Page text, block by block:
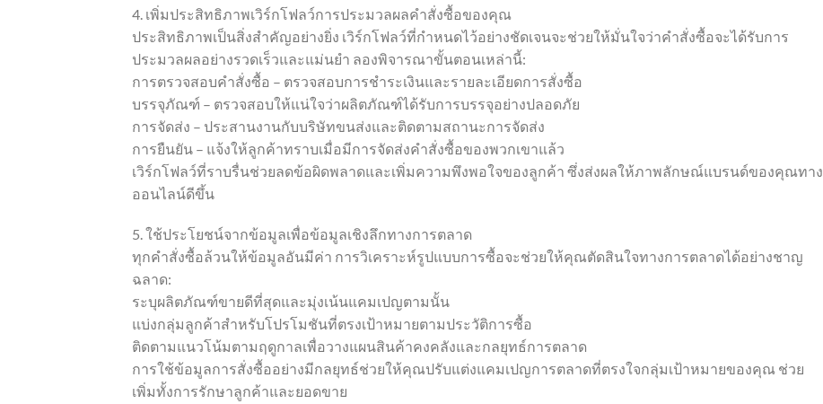
4. เพิ่มประสิทธิภาพเวิร์กโฟลว์การประมวลผลคำสั่งซื้อของคุณ
ประสิทธิภาพเป็นสิ่งสำคัญอย่างยิ่ง เวิร์กโฟลว์ที่กำหนดไว้อย่างชัดเจนจะช่วยให้มั่นใจว่าคำสั่งซื้อจะได้รับการ
ประมวลผลอย่างรวดเร็วและแม่นยำ ลองพิจารณาขั้นตอนเหล่านี้:
การตรวจสอบคำสั่งซื้อ – ตรวจสอบการชำระเงินและรายละเอียดการสั่งซื้อ
บรรจุภัณฑ์ – ตรวจสอบให้แน่ใจว่าผลิตภัณฑ์ได้รับการบรรจุอย่างปลอดภัย
การจัดส่ง – ประสานงานกับบริษัทขนส่งและติดตามสถานะการจัดส่ง
การยืนยัน – แจ้งให้ลูกค้าทราบเมื่อมีการจัดส่งคำสั่งซื้อของพวกเขาแล้ว
เวิร์กโฟลว์ที่ราบรื่นช่วยลดข้อผิดพลาดและเพิ่มความพึงพอใจของลูกค้า ซึ่งส่งผลให้ภาพลักษณ์แบรนด์ของคุณทาง
ออนไลน์ดีขึ้น
5. ใช้ประโยชน์จากข้อมูลเพื่อข้อมูลเชิงลึกทางการตลาด
ทุกคำสั่งซื้อล้วนให้ข้อมูลอันมีค่า การวิเคราะห์รูปแบบการซื้อจะช่วยให้คุณตัดสินใจทางการตลาดได้อย่างชาญ
ฉลาด:
ระบุผลิตภัณฑ์ขายดีที่สุดและมุ่งเน้นแคมเปญตามนั้น
แบ่งกลุ่มลูกค้าสำหรับโปรโมชันที่ตรงเป้าหมายตามประวัติการซื้อ
ติดตามแนวโน้มตามฤดูกาลเพื่อวางแผนสินค้าคงคลังและกลยุทธ์การตลาด
การใช้ข้อมูลการสั่งซื้ออย่างมีกลยุทธ์ช่วยให้คุณปรับแต่งแคมเปญการตลาดที่ตรงใจกลุ่มเป้าหมายของคุณ ช่วย
เพิ่มทั้งการรักษาลูกค้าและยอดขาย